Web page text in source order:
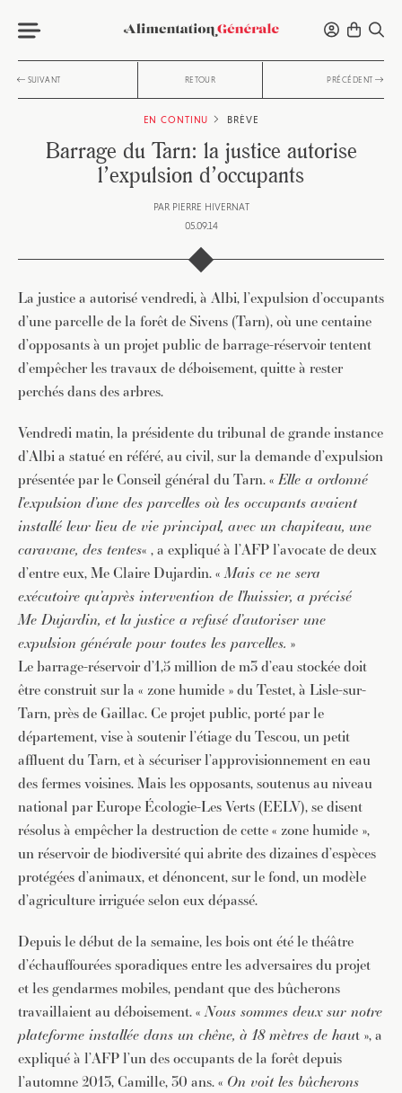
SUIVANT RETOUR PRÉCÉDENT
EN CONTINU BRÈVE
Barrage du Tarn: la justice autorise
l’expulsion d’occupants
PAR PIERRE HIVERNAT
05.09.14
La justice a autorisé vendredi, à Albi, l’expulsion d’occupants
d’une parcelle de la forêt de Sivens (Tarn), où une centaine
d’opposants à un projet public de barrage-réservoir tentent
d’empêcher les travaux de déboisement, quitte à rester
perchés dans des arbres.
Vendredi matin, la présidente du tribunal de grande instance
d’Albi a statué en référé, au civil, sur la demande d’expulsion
présentée par le Conseil général du Tarn. «Elle a ordonné
l’expulsion d’une des parcelles où les occupants avaient
installé leur lieu de vie principal, avec un chapiteau, une
caravane, des tentes« , a expliqué à l’AFP l’avocate de deux
d’entre eux, Me Claire Dujardin. «Mais ce ne sera
exécutoire qu’après intervention de l’huissier, a précisé
Me Dujardin, et la justice a refusé d’autoriser une
expulsion générale pour toutes les parcelles. »
Le barrage-réservoir d’1,5 million de m3 d’eau stockée doit
être construit sur la « zone humide » du Testet, à Lisle-sur-
Tarn, près de Gaillac. Ce projet public, porté par le
département, vise à soutenir l’étiage du Tescou, un petit
affluent du Tarn, et à sécuriser l’approvisionnement en eau
des fermes voisines. Mais les opposants, soutenus au niveau
national par Europe Écologie-Les Verts (EELV), se disent
résolus à empêcher la destruction de cette « zone humide »,
un réservoir de biodiversité qui abrite des dizaines d’espèces
protégées d’animaux, et dénoncent, sur le fond, un modèle
d’agriculture irriguée selon eux dépassé.
Depuis le début de la semaine, les bois ont été le théâtre
d’échauffourées sporadiques entre les adversaires du projet
et les gendarmes mobiles, pendant que des bûcherons
travaillaient au déboisement. «Nous sommes deux sur notre
plateforme installée dans un chêne, à 18 mètres de haut », a
expliqué à l’AFP l’un des occupants de la forêt depuis
l’automne 2013, Camille, 30 ans. « On voit les bûcherons